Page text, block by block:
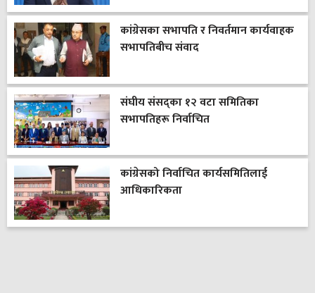
कांग्रेसका सभापति र निवर्तमान कार्यवाहक
सभापतिबीच संवाद
संघीय संसद्का १२ वटा समितिका
सभापतिहरू निर्वाचित
कांग्रेसको निर्वाचित कार्यसमितिलाई
आधिकारिकता